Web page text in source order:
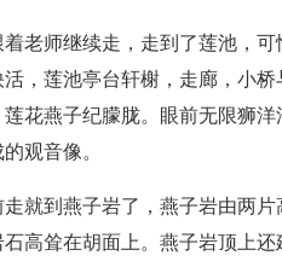
老师继续走，走到了莲池，
，莲池亭台轩榭，走廊，小
莲花燕子纪朦胧。眼前无限狮
观音像。
走就到燕子岩了，燕子岩由两
高耸在胡面上。燕子岩顶上